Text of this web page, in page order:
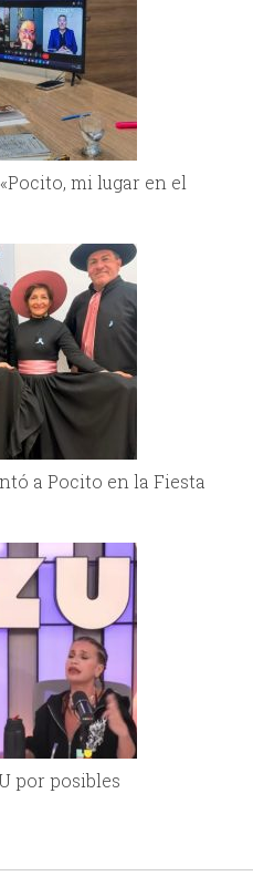
mi lugar en el
a Pocito en la Fiesta
por posibles